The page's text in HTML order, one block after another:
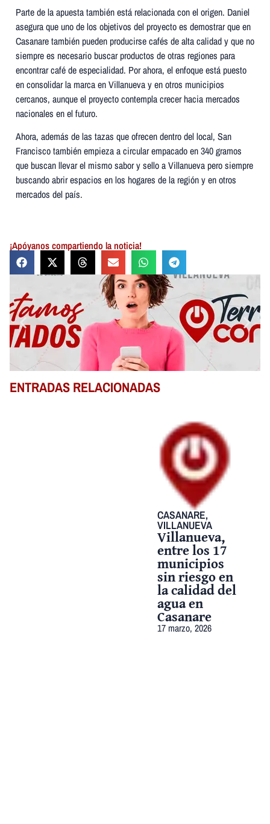
Parte de la apuesta también está relacionada con el origen. Daniel
asegura que uno de los objetivos del proyecto es demostrar que en
Casanare también pueden producirse cafés de alta calidad y que no
siempre es necesario buscar productos de otras regiones para
encontrar café de especialidad. Por ahora, el enfoque está puesto
en consolidar la marca en Villanueva y en otros municipios
cercanos, aunque el proyecto contempla crecer hacia mercados
nacionales en el futuro.
Ahora, además de las tazas que ofrecen dentro del local, San
Francisco también empieza a circular empacado en 340 gramos
que buscan llevar el mismo sabor y sello a Villanueva pero siempre
buscando abrir espacios en los hogares de la región y en otros
mercados del país.
¡Apóyanos compartiendo la noticia!
ENTRADAS RELACIONADAS
CASANARE,
VILLANUEVA
Villanueva,
entre los 17
municipios
sin riesgo en
la calidad del
agua en
Casanare
17 marzo, 2026